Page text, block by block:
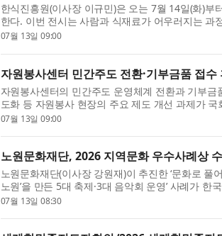
한식진흥원(이사장 이규민)은 오는 7월 14일(화)부
한다. 이번 전시는 사람과 식재료가 어우러지는 과
를 조명한다. 지역마다 다른 식재료와 조리법이 서
07월 13일 09:00
자원봉사센터 민간주도 전환·기부금품 접수
자원봉사센터의 민간주도 운영체계 전환과 기부
도화 등 자원봉사 현장의 주요 제도 개선 과제가
자원봉사센터는 신정훈 국회의원, 한국자원봉사센
07월 13일 09:00
노원문화재단, 2026 지역문화 우수사례상
노원문화재단(이사장 강원재)이 추진한 ‘문화로 풀
노원’을 만든 5대 축제·3대 음악회 운영’ 사례가 한
화체육관광부가 후원한 ‘2026 지역상생·문화동행
07월 13일 08:30